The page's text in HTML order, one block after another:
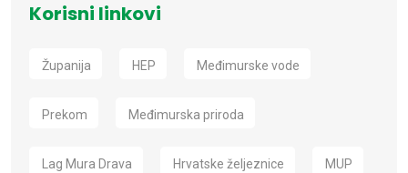
Korisni linkovi
Županija HEP Međimurske vode
Prekom Međimurska priroda
Lag Mura Drava Hrvatske željeznice MUP